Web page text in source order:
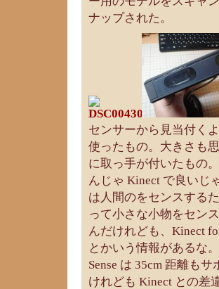
ナップされた。
センサーから見当付く
使ったもの。大きさも
に取っ手が付いたもの。
んじゃ Kinect で良いじ
は人間のをセンスする
って小さな小物をセン
んだけれども、Kinect
とかいう情報があるな。
Sense は 35cm 距離も
けれども Kinect との差